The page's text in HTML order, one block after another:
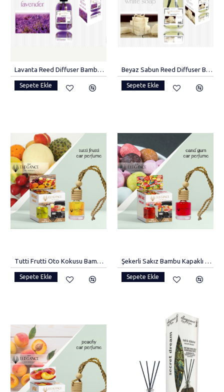
Lavanta Reed Diffuser Bambu Çubuklu Oda Kokusu (55 Ml)
Sepete Ekle
Beyaz Sabun Reed Diffuser Bambu Çubuklu Oda Kokusu (110 ML) Banyo Ve Wc Için Mükemmel Seçim
Sepete Ekle
Tutti Frutti Oto Kokusu Bambu Kapaklı Araba Kokusu
Sepete Ekle
Şekerli Sakız Bambu Kapaklı Oto Kokusu
Sepete Ekle